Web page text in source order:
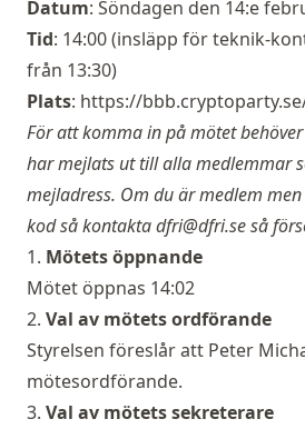
Datum: Söndagen den 14:e
Tid: 14:00 (insläpp för teknik-
från 13:30)
Plats: https://
För att komma in på mötet
har mejlats ut till alla medlemmar
mejladress. Om du är medlem
kod så kontaktadfri@dfri.seså
1. Mötets öppnande
Mötet öppnas 14:02
2. Val av mötets ordförande
Styrelsen föreslår att Peter
mötesordförande.
3. Val av mötets sekreterare